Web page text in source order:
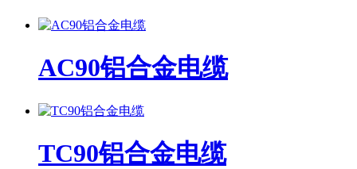
AC90铝合金电缆
TC90铝合金电缆